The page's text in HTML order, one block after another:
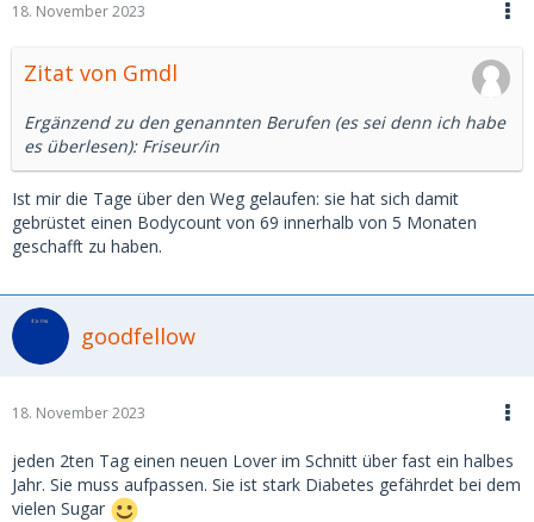
18. November 2023
Zitat von Gmdl
Ergänzend zu den genannten Berufen (es sei denn ich habe
es überlesen): Friseur/in
Ist mir die Tage über den Weg gelaufen: sie hat sich damit
gebrüstet einen Bodycount von 69 innerhalb von 5 Monaten
geschafft zu haben.
goodfellow
18. November 2023
jeden 2ten Tag einen neuen Lover im Schnitt über fast ein halbes
Jahr. Sie muss aufpassen. Sie ist stark Diabetes gefährdet bei dem
vielen Sugar